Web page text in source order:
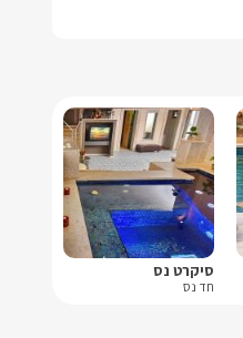
סיקרט נס
חד נס